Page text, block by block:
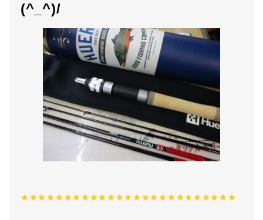
(^_^)/
★★★★★★★★★★★★★★★★★★★★★★★★★